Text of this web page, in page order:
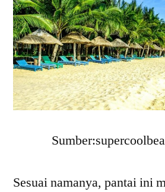
Sesuai namanya, pantai ini